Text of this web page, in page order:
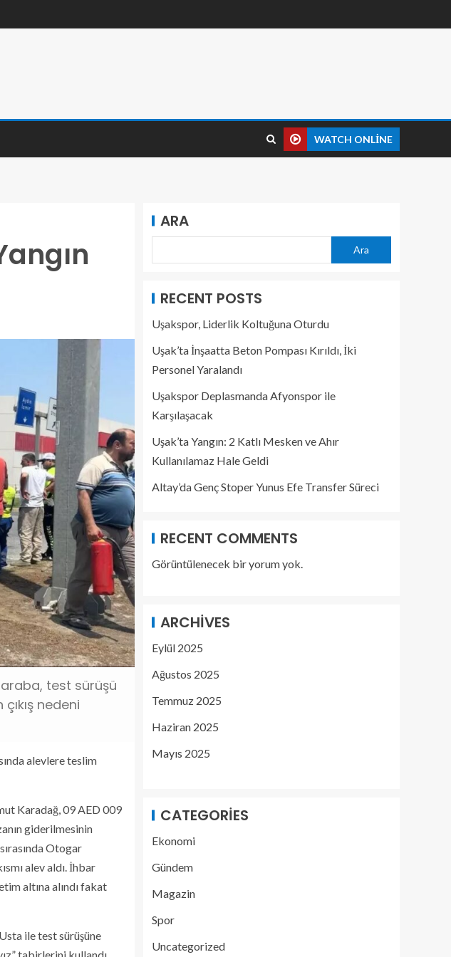
WATCH ONLINE
araba, test sürüşü
nedeni
alevlere teslim
Karadağ, 09 AED 009
giderilmesinin
Otogar
alev aldı. İhbar
altına alındı fakat
ile test sürüşüne
ARA
Ara
RECENT POSTS
Uşakspor, Liderlik Koltuğuna Oturdu
Uşak’ta İnşaatta Beton Pompası Kırıldı, İki
Personel Yaralandı
Uşakspor Deplasmanda Afyonspor ile
Karşılaşacak
Uşak’ta Yangın: 2 Katlı Mesken ve Ahır
Kullanılamaz Hale Geldi
Altay’da Genç Stoper Yunus Efe Transfer Süreci
RECENT COMMENTS
Görüntülenecek bir yorum yok.
ARCHIVES
Eylül 2025
Ağustos 2025
Temmuz 2025
Haziran 2025
Mayıs 2025
CATEGORIES
Ekonomi
Gündem
Magazin
Spor
Uncategorized